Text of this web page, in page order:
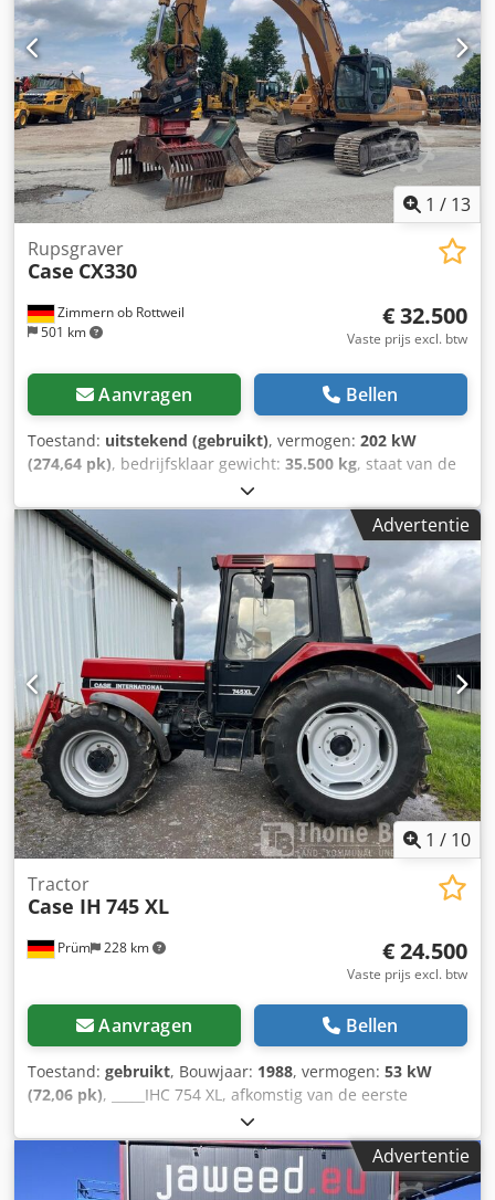
1 / 13
Zimmern ob Rottweil
501 km
Rupsgraver
Case CX330
€ 32.500
Vaste prijs excl. btw
Aanvragen Bellen
Toestand: uitstekend (gebruikt), vermogen: 202 kW
(274,64 pk), bedrijfsklaar gewicht: 35.500 kg, staat van de
2006, bedrijfsturen:
Uitrusting:airconditioning, CASE CX330 Bouwjaar: 2006
Dodpfxezp Rm Rs Af Uekr Bedrijfstijden: 9.139 uur
Gesloten cabine Airconditioning Radio Centrale smering
Standaard giek Steel: 3,30 m Volledige hydraulische
leidingen (voor hamer, grijper, schaar) Snelwisselsysteem
OQ80 1x bak – 800 mm breed 1x grijper – functioneert,
maar heeft reparatie nodig Onderstel in goede staat, circa
70% over Bodemplaten 600 mm breed Isuzu motor met
202 kW CE-keuring Transportafmetingen: 10,8 x 3 x 3,40 m
Bedrijfsgewicht: 35,5 ton.
Advertentie
1 / 10
Prüm 228 km
Tractor
Case IH 745 XL
€ 24.500
Vaste prijs excl. btw
Aanvragen Bellen
Toestand: gebruikt, Bouwjaar: 1988, vermogen: 53 kW
(72,06 pk), _____IHC 754 XL, afkomstig van de eerste
eigenaar, in uitstekende staat. Bedrijfstijden: ca. 8.600 uur.
Bouwjaar: 1988. Dodpfszdmutex Af Uekr Voorste
hefinrichting. Voorste aftakas. 30 km/u versnellingsbak.
Prijs: € 24.500,00 (exclusief BTW). Locatie: null
Advertentie